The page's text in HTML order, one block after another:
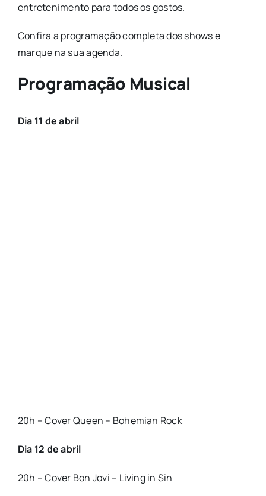
entretenimento para todos os gostos.
Confira a programação completa dos shows e
marque na sua agenda.
Programação Musical
Dia 11 de abril
20h – Cover Queen – Bohemian Rock
Dia 12 de abril
20h – Cover Bon Jovi – Living in Sin